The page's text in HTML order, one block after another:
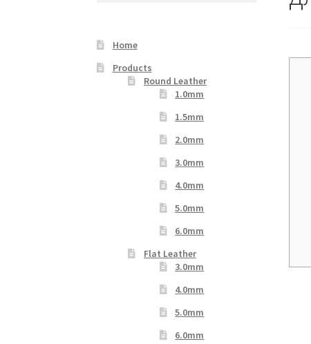
Home
Products
Round Leather
1.0mm
1.5mm
2.0mm
3.0mm
4.0mm
5.0mm
6.0mm
Flat Leather
3.0mm
4.0mm
5.0mm
6.0mm